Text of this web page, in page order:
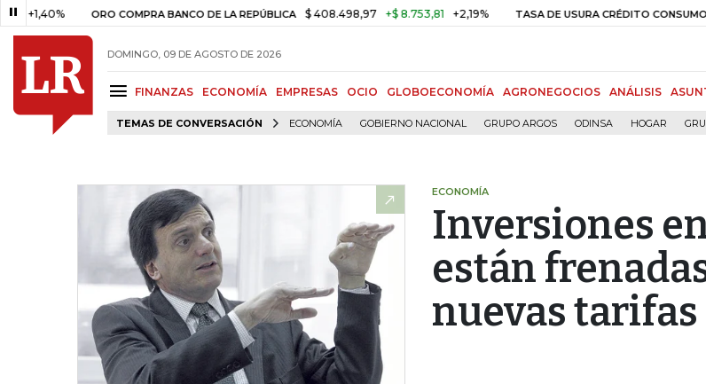
ORO COMPRA BANCO DE LA REPÚBLICA $ 408.498,97 +$ 8.753,81 +2,19% TASA DE USURA CRÉDITO CONSUMO 29,66%
DOMINGO, 09 DE AGOSTO DE 2026
FINANZAS ECONOMÍA EMPRESAS OCIO GLOBOECONOMÍA AGRONEGOCIOS ANÁLISIS
TEMAS DE CONVERSACIÓN ECONOMÍA GOBIERNO NACIONAL GRUPO ARGOS ODINSA HOGAR
ECONOMÍA
Inversiones
están
nuevas tarifas